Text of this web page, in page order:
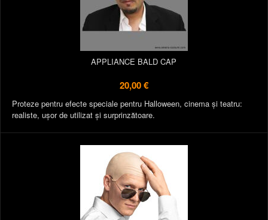
APPLIANCE BALD CAP
20,00 €
Proteze pentru efecte speciale pentru Halloween, cinema și teatru:
realiste, ușor de utilizat și surprinzătoare.